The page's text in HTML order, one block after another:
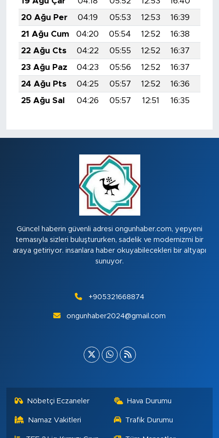
20 Ağu Per
04:19 05:53 12:53 16:39
21 Ağu Cum
04:20 05:54 12:52 16:38
22 Ağu Cts
04:22 05:55 12:52 16:37
23 Ağu Paz
04:23 05:56 12:52 16:37
24 Ağu Pts
04:25 05:57 12:52 16:36
25 Ağu Sal
04:26 05:57 12:51 16:35
Güncel haberin güvenli adresi ongunhaber.com, yepyeni
temasıyla sizleri buluştururken, sadelik ve modernizmi bir
araya getiriyor. insanlara haber okuyabilecekleri bir altyapı
sunuyor.
+905321668874
ongunhaber2024@gmail.com
Nöbetçi Eczaneler Hava Durumu
Namaz Vakitleri Trafik Durumu